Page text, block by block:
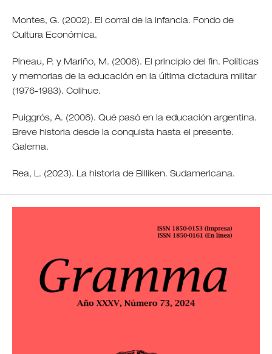
Montes, G. (2002). El corral de la infancia. Fondo de
Cultura Económica.
Pineau, P. y Mariño, M. (2006). El principio del fin. Políticas
y memorias de la educación en la última dictadura militar
(1976-1983). Colihue.
Puiggrós, A. (2006). Qué pasó en la educación argentina.
Breve historia desde la conquista hasta el presente.
Galerna.
Rea, L. (2023). La historia de Billiken. Sudamericana.